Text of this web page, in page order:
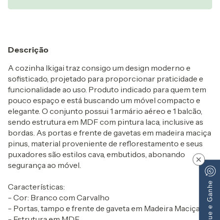
Descrição
A cozinha Ikigai traz consigo um design moderno e
sofisticado, projetado para proporcionar praticidade e
funcionalidade ao uso. Produto indicado para quem tem
pouco espaço e está buscando um móvel compacto e
elegante. O conjunto possui 1 armário aéreo e 1 balcão,
sendo estrutura em MDF com pintura laca, inclusive as
bordas. As portas e frente de gavetas em madeira maciça
pinus, material proveniente de reflorestamento e seus
puxadores são estilos cava, embutidos, abonando
segurança ao móvel.
Características:
- Cor: Branco com Carvalho
- Portas, tampo e frente de gaveta em Madeira Maciça
Indique e Ganhe
×